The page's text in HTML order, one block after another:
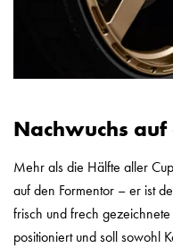
Nachwuchs
Mehr als die Hälfte aller
auf den Formentor – er ist
frisch und frech
positioniert und soll sowohl